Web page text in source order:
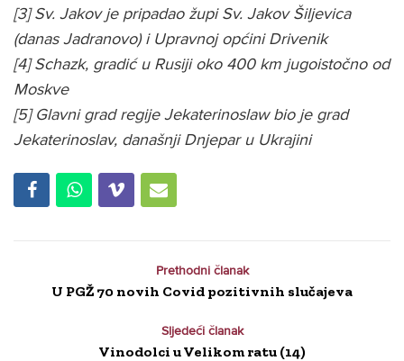
[3] Sv. Jakov je pripadao župi Sv. Jakov Šiljevica
(danas Jadranovo) i Upravnoj općini Drivenik
[4] Schazk, gradić u Rusiji oko 400 km jugoistočno od
Moskve
[5] Glavni grad regije Jekaterinoslaw bio je grad
Jekaterinoslav, današnji Dnjepar u Ukrajini
Prethodni članak
U PGŽ 70 novih Covid pozitivnih slučajeva
Sljedeći članak
Vinodolci u Velikom ratu (14)